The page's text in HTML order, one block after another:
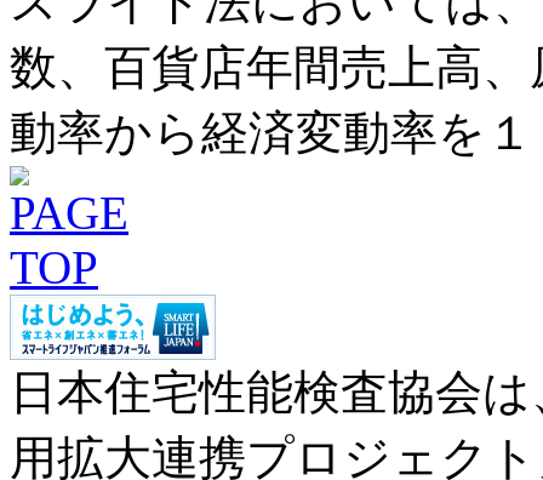
数、百貨店年間売上高
動率から経済変動率を
日本住宅性能検査協会
用拡大連携プロジェク